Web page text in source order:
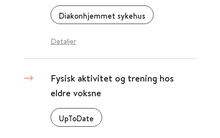
Diakonhjemmet sykehus
Detaljer
Fysisk aktivitet og trening hos
eldre voksne
UpToDate